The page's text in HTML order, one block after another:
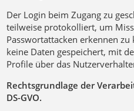
Der Login beim Zugang zu
teilweise protokolliert, um
Passwortattacken erkennen
keine Daten gespeichert, mit
Profile über das
Rechtsgrundlage der
DS-GVO.